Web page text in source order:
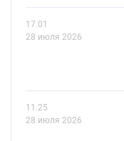
17.01
28 июля 2026
11.25
28 июля 2026